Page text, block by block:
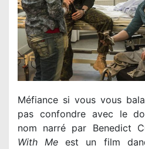
Méfiance si vous vous
pas confondre avec le
nom narré par Benedict
With Me est un film